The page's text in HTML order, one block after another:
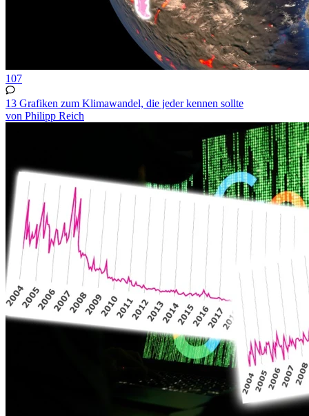
107
13 Grafiken zum Klimawandel, die jeder kennen sollte
von Philipp Reich